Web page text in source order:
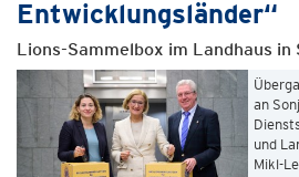
Entwicklungsländer“
Lions-Sammelbox im Landhaus
an
und
Mikl-